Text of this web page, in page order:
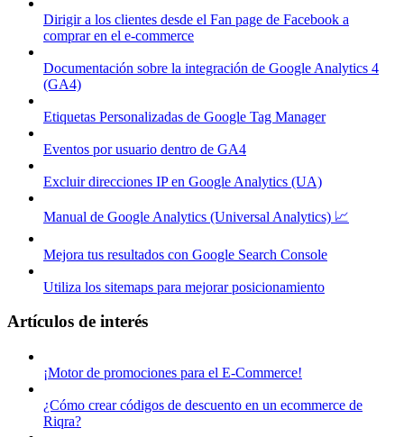
Dirigir a los clientes desde el Fan page de Facebook a
comprar en el e-commerce
Documentación sobre la integración de Google Analytics 4
(GA4)
Etiquetas Personalizadas de Google Tag Manager
Eventos por usuario dentro de GA4
Excluir direcciones IP en Google Analytics (UA)
Manual de Google Analytics (Universal Analytics) 📈
Mejora tus resultados con Google Search Console
Utiliza los sitemaps para mejorar posicionamiento
Artículos de interés
¡Motor de promociones para el E-Commerce!
¿Cómo crear códigos de descuento en un ecommerce de
Riqra?